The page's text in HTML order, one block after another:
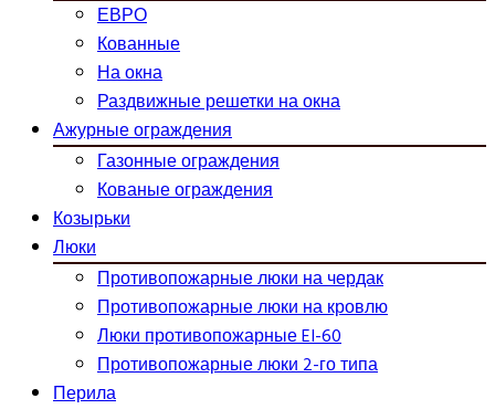
ЕВРО
Кованные
На окна
Раздвижные решетки на окна
Ажурные ограждения
Газонные ограждения
Кованые ограждения
Козырьки
Люки
Противопожарные люки на чердак
Противопожарные люки на кровлю
Люки противопожарные EI-60
Противопожарные люки 2-го типа
Перила